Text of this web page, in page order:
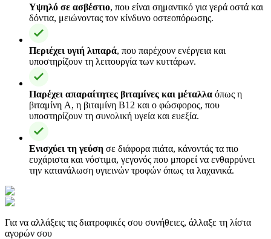
Υψηλό σε ασβέστιο, που είναι σημαντικό για γερά οστά και
δόντια, μειώνοντας τον κίνδυνο οστεοπόρωσης.
Περιέχει υγιή λιπαρά, που παρέχουν ενέργεια και
υποστηρίζουν τη λειτουργία των κυττάρων.
Παρέχει απαραίτητες βιταμίνες και μέταλλα όπως η
βιταμίνη A, η βιταμίνη B12 και ο φώσφορος, που
υποστηρίζουν τη συνολική υγεία και ευεξία.
Ενισχύει τη γεύση σε διάφορα πιάτα, κάνοντάς τα πιο
ευχάριστα και νόστιμα, γεγονός που μπορεί να ενθαρρύνει
την κατανάλωση υγιεινών τροφών όπως τα λαχανικά.
Για να αλλάξεις τις διατροφικές σου συνήθειες, άλλαξε τη λίστα
αγορών σου